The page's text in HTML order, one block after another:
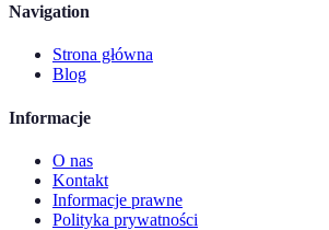
Navigation
Strona główna
Blog
Informacje
O nas
Kontakt
Informacje prawne
Polityka prywatności